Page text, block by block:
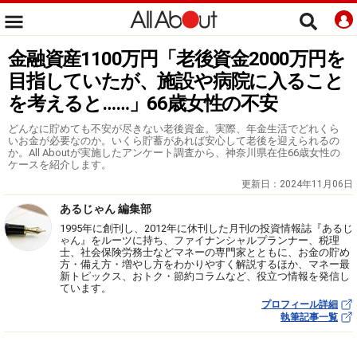
金融資産1100万円「老後資金2000万円を
目指していたが、施設や病院に入ること
を考えると……」66歳女性の不安
どんなに貯めても不安が尽きない老後資金。実際、年金生活でどれくら
いお金が必要なのか。いくら貯蓄があれば安心して老後を迎えられるの
か。All Aboutが実施したアンケート調査から、神奈川県在住66歳女性の
ケースを紹介します。
更新日： 2024年11月06日
あるじゃん 編集部
1995年に創刊し、2012年に休刊した月刊の投資情報誌『あるじ
ゃん』をルーツに持ち、ファイナンシャルプランナー、税理
士、社会保険労務士などマネーの専門家とともに、お金の貯め
方・備え方・増やし方をわかりやすく解説するほか、マネー最
新トピックス、おトク・節約コラムなど、役立つ情報を発信し
ています。
プロフィール詳細
執筆記事一覧